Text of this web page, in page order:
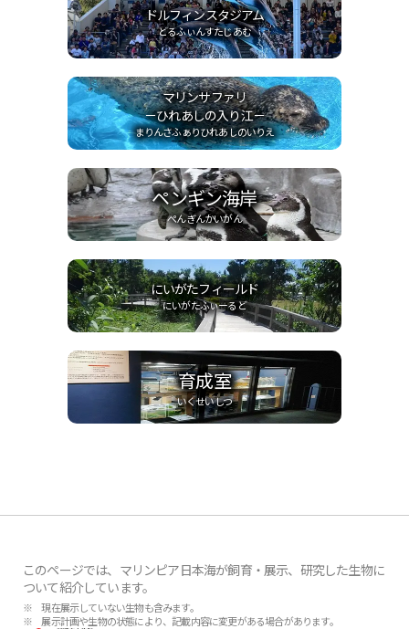
ドルフィンスタジアム
どるふぃんすたじあむ
マリンサファリ
－ひれあしの入り江－
まりんさふぁりひれあしのいりえ
ペンギン海岸
ぺんぎんかいがん
にいがたフィールド
にいがたふぃーるど
育成室
いくせいしつ
このページでは、マリンピア日本海が飼育・展示、研究した生物に
ついて紹介しています。
※ 現在展示していない生物も含みます。
※ 展示計画や生物の状態により、記載内容に変更がある場合があります。